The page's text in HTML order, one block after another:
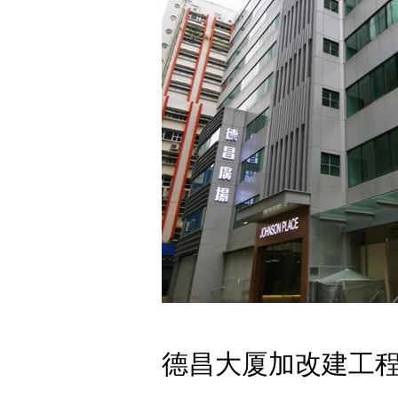
德昌大厦加改建工